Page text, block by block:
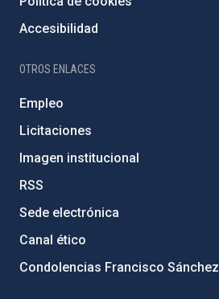
Accesibilidad
OTROS ENLACES
Empleo
Licitaciones
Imagen institucional
RSS
Sede electrónica
Canal ético
Condolencias Francisco Sánchez